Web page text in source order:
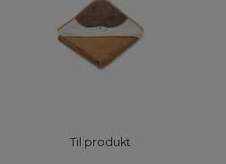
Til produkt